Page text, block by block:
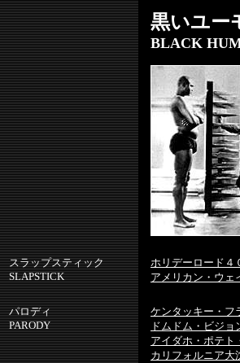
黒いユー
BLACK
スラップスティック
SLAPSTICK
ホリデーロード４
アメリカン・ウェ
パロディ
PARODY
ケンタッキー・フ
ドムドム・ビジョ
アイダホ・ポテト
カリフォルニア大